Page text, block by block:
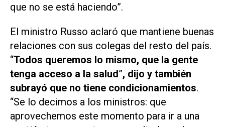
que no se está haciendo”.
El ministro Russo aclaró que mantiene buenas
relaciones con sus colegas del resto del país.
“Todos queremos lo mismo, que la gente
tenga acceso a la salud”, dijo y también
subrayó que no tiene condicionamientos.
“Se lo decimos a los ministros: que
aprovechemos este momento para ir a una